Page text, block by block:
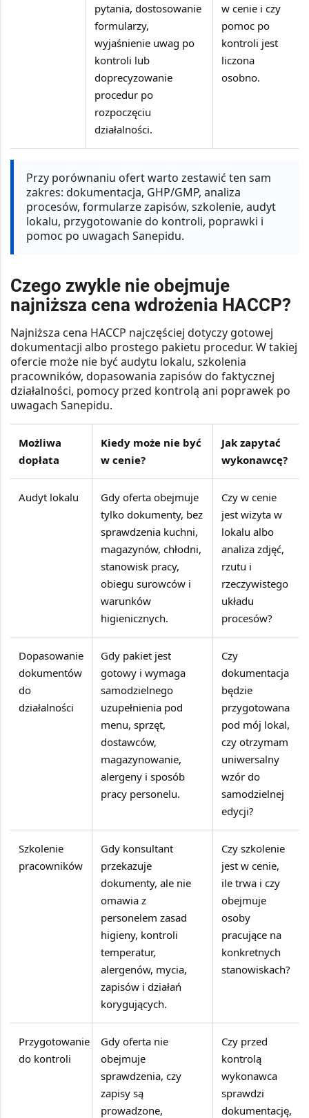
pytania, dostosowanie
formularzy,
wyjaśnienie uwag po
kontroli lub
doprecyzowanie
procedur po
rozpoczęciu
działalności.
w cenie i czy
pomoc po
kontroli jest
liczona
osobno.
Przy porównaniu ofertwarto zestawić ten sam
zakres: dokumentacja, GHP/GMP, analiza
procesów, formularze zapisów, szkolenie, audyt
lokalu, przygotowanie do kontroli, poprawki i
pomoc po uwagach Sanepidu.
Czego zwykle nie obejmuje
najniższa cena wdrożenia HACCP?
Najniższa cena HACCP najczęściej dotyczy gotowej
dokumentacji albo prostego pakietu procedur. W takiej
ofercie może nie być audytu lokalu, szkolenia
pracowników, dopasowania zapisów do faktycznej
działalności, pomocy przed kontrolą ani poprawek po
uwagach Sanepidu.
Możliwa
dopłata
Kiedy może nie być
w cenie?
Jak zapytać
wykonawcę?
Audyt lokalu
Gdy oferta obejmuje
tylko dokumenty, bez
sprawdzenia kuchni,
magazynów, chłodni,
stanowisk pracy,
obiegu surowców i
warunków
higienicznych.
Czy w cenie
jest wizyta w
lokalu albo
analiza zdjęć,
rzutu i
rzeczywistego
układu
procesów?
Dopasowanie
dokumentów
do
działalności
Gdy pakiet jest
gotowy i wymaga
samodzielnego
uzupełnienia pod
menu, sprzęt,
dostawców,
magazynowanie,
alergeny i sposób
pracy personelu.
Czy
dokumentacja
będzie
przygotowana
pod mój lokal,
czy otrzymam
uniwersalny
wzór do
samodzielnej
edycji?
Szkolenie
pracowników
Gdy konsultant
przekazuje
dokumenty, ale nie
omawia z
personelem zasad
higieny, kontroli
temperatur,
alergenów, mycia,
zapisów i działań
korygujących.
Czy szkolenie
jest w cenie,
ile trwa i czy
obejmuje
osoby
pracujące na
konkretnych
stanowiskach?
Przygotowanie
do kontroli
Gdy oferta nie
obejmuje
sprawdzenia, czy
zapisy są
prowadzone,
Czy przed
kontrolą
wykonawca
sprawdzi
dokumentację,